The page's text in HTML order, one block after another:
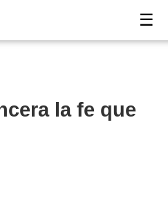
☰
la fe que